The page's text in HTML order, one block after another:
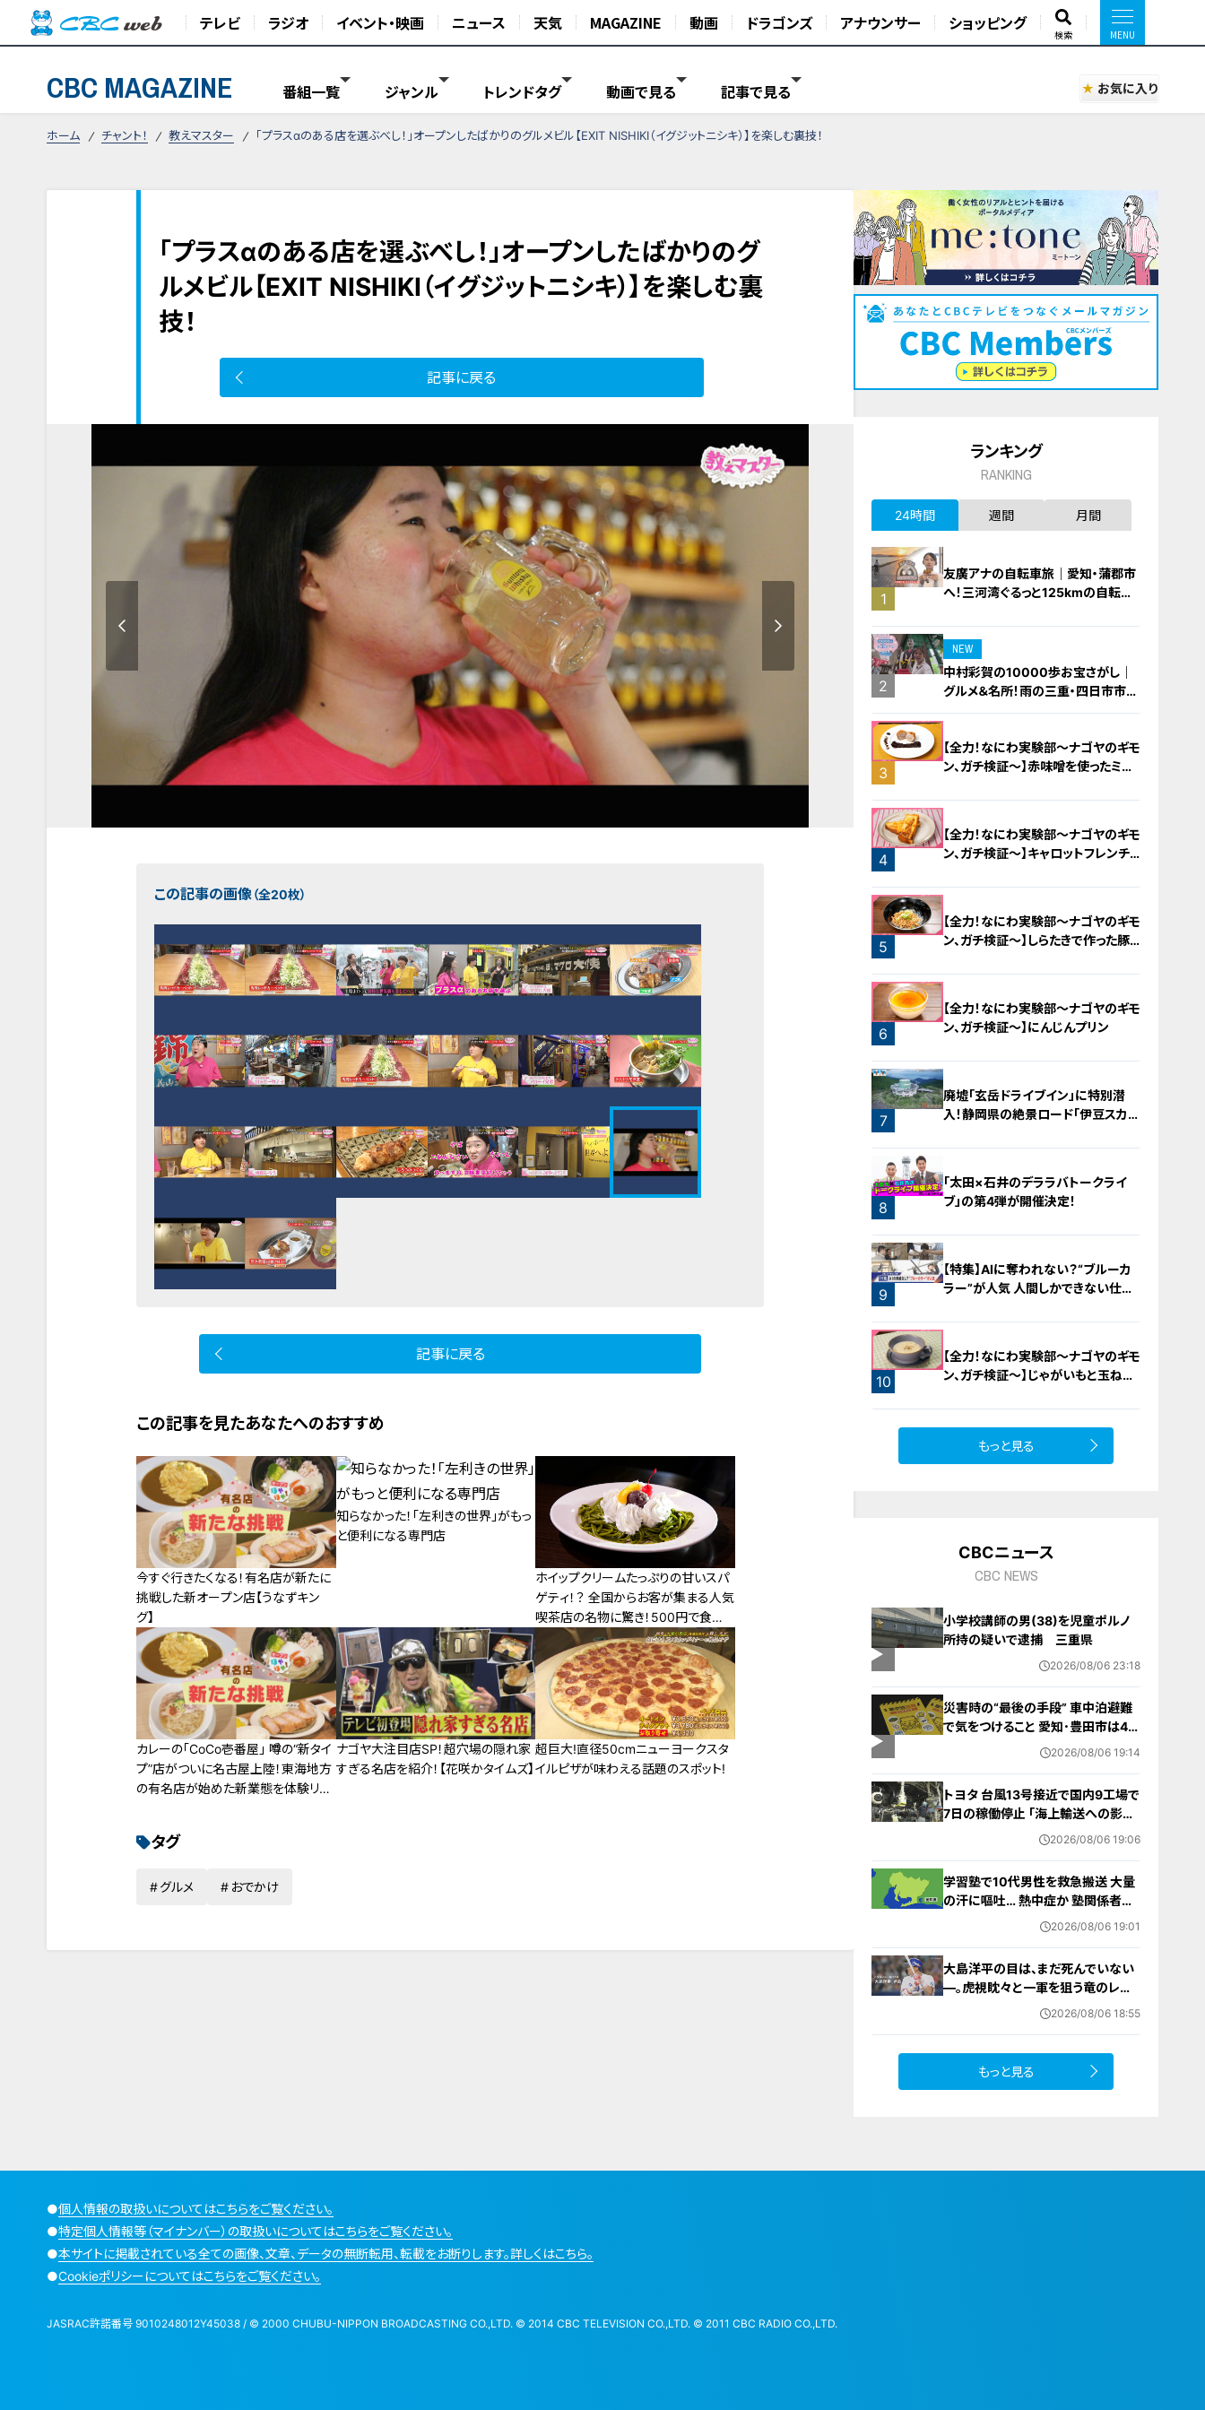
テレビ ラジオ イベント・映画 ニュース 天気 MAGAZINE 動画 ドラゴンズ アナウンサー ショッピング
検索
CBC MAGAZINE 番組一覧 ジャンル トレンドタグ 動画で見る 記事で見る お気に入り
ホーム チャント！ 教えマスター 「プラスαのある店を選ぶべし！」オープンしたばかりのグルメビル【EXIT NISHIKI（イグジットニシキ）】を楽しむ裏技！
「プラスαのある店を選ぶべし！」オープンしたばかりのグ
ルメビル【EXIT NISHIKI（イグジットニシキ）】を楽しむ裏
技！
記事に戻る
この記事の画像（全20枚）
記事に戻る
この記事を見たあなたへのおすすめ
今すぐ行きたくなる！有名店が新たに
挑戦した新オープン店【うなずキン
グ】
知らなかった！「左利きの世界」がもっ
と便利になる専門店
ホイップクリームたっぷりの甘いスパ
ゲティ！？ 全国からお客が集まる人気
喫茶店の名物に驚き！500円で食べ
られるバイキング形式の食べ放題モ
ーニングも
カレーの「CoCo壱番屋」 噂の“新タイ
プ”店がついに名古屋上陸！東海地方
の有名店が始めた新業態を体験リポ
ナゴヤ大注目店SP！超穴場の隠れ家
すぎる名店を紹介！【花咲かタイムズ】
超巨大!直径50cmニューヨークスタ
イルピザが味わえる話題のスポット!
タグ
グルメ おでかけ
ランキング
RANKING
24時間 週間 月間
1
友廣アナの自転車旅｜愛知・蒲郡市
へ！三河湾ぐるっと125kmの自転車
2
NEW
中村彩賀の10000歩お宝さがし｜
グルメ＆名所！雨の三重・四日市市で
お宝探し【チャント！特集】
3
【全力！なにわ実験部～ナゴヤのギモ
ン、ガチ検証～】赤味噌を使ったミル
4
【全力！なにわ実験部～ナゴヤのギモ
ン、ガチ検証～】キャロットフレンチ
5
【全力！なにわ実験部～ナゴヤのギモ
ン、ガチ検証～】しらたきで作った豚
6
【全力！なにわ実験部～ナゴヤのギモ
ン、ガチ検証～】にんじんプリン
7
廃墟「玄岳ドライブイン」に特別潜
入！静岡県の絶景ロード「伊豆スカイ
8
「太田×石井のデララバトークライ
ブ」の第4弾が開催決定！
9
【特集】AIに奪われない？“ブルーカ
ラー”が人気 人間しかできない仕事
10
【全力！なにわ実験部～ナゴヤのギモ
ン、ガチ検証～】じゃがいもと玉ねぎ
もっと見る
CBCニュース
CBC NEWS
小学校講師の男(38)を児童ポルノ
所持の疑いで逮捕 三重県
2026/08/06 23:18
災害時の“最後の手段” 車中泊避難
で気をつけること 愛知･豊田市は4年
前からマニュアル作成 最悪の場合2026/08/06 19:14
トヨタ 台風13号接近で国内9工場で
7日の稼働停止 ｢海上輸送への影響
を踏まえ判断｣ 夏季連休明けの17日
2026/08/06 19:06
学習塾で10代男性を救急搬送 大量
の汗に嘔吐… 熱中症か 塾関係者が
消防に通報 名古屋 2026/08/06 19:01
大島洋平の目は、まだ死んでいない
―。虎視眈々と一軍を狙う竜のレジ
ェンドが明かした現状とドラゴンズ
2026/08/06 18:55
もっと見る
●個人情報の取扱いについてはこちらをご覧ください。
●特定個人情報等（マイナンバー）の取扱いについてはこちらをご覧ください。
●本サイトに掲載されている全ての画像、文章、データの無断転用、転載をお断りします。詳しくはこちら。
●Cookieポリシーについてはこちらをご覧ください。
JASRAC許諾番号 9010248012Y45038 / © 2000 CHUBU-NIPPON BROADCASTING CO.,LTD. © 2014 CBC TELEVISION CO.,LTD. © 2011 CBC RADIO CO.,LTD.